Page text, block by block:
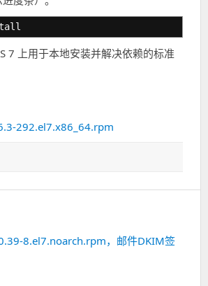
7 上用于本地安装并解决依赖的标准
292.el7.x86_64.rpm
8.el7.noarch.rpm，邮件DKIM签